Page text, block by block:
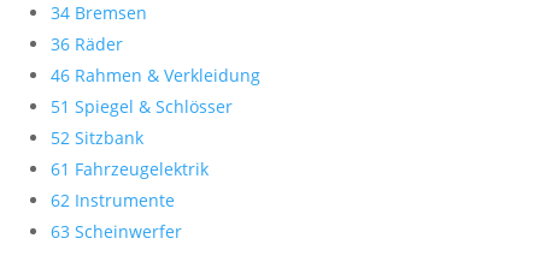
34 Bremsen
36 Räder
46 Rahmen & Verkleidung
51 Spiegel & Schlösser
52 Sitzbank
61 Fahrzeugelektrik
62 Instrumente
63 Scheinwerfer